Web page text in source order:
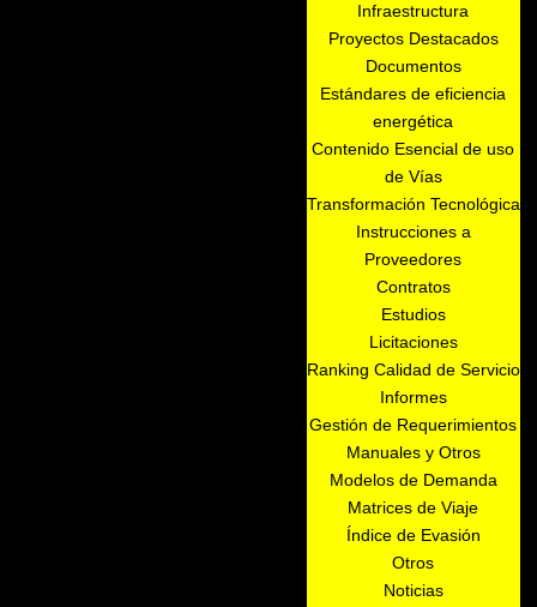
Infraestructura
Proyectos Destacados
Documentos
Estándares de eficiencia
energética
Contenido Esencial de uso
de Vías
Transformación Tecnológica
Instrucciones a
Proveedores
Contratos
Estudios
Licitaciones
Ranking Calidad de Servicio
Informes
Gestión de Requerimientos
Manuales y Otros
Modelos de Demanda
Matrices de Viaje
Índice de Evasión
Otros
Noticias